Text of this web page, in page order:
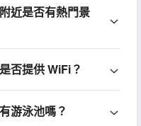
近是否有熱門景
否提供 WiFi？
游泳池嗎？